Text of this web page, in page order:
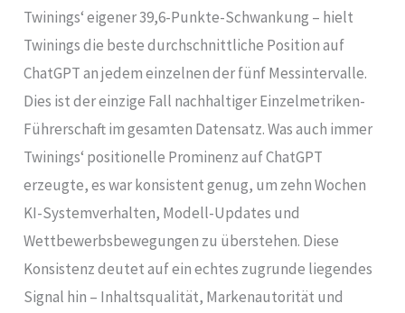
Twinings‘ eigener 39,6-Punkte-Schwankung – hielt
Twinings die beste durchschnittliche Position auf
ChatGPT an jedem einzelnen der fünf Messintervalle.
Dies ist der einzige Fall nachhaltiger Einzelmetriken-
Führerschaft im gesamten Datensatz. Was auch immer
Twinings‘ positionelle Prominenz auf ChatGPT
erzeugte, es war konsistent genug, um zehn Wochen
KI-Systemverhalten, Modell-Updates und
Wettbewerbsbewegungen zu überstehen. Diese
Konsistenz deutet auf ein echtes zugrunde liegendes
Signal hin – Inhaltsqualität, Markenautorität und